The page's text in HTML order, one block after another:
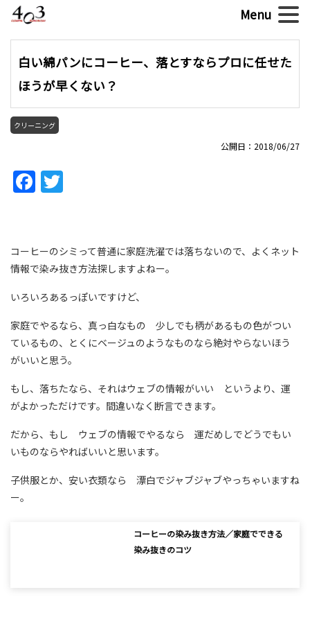
白い綿パンにコーヒー、落とすならプロに任せた
ほうが早くない？
クリーニング
公開日：2018/06/27
Facebook
コーヒーのシミって普通に家庭洗濯では落ちないので、よくネット
情報で染み抜き方法探しますよねー。
いろいろあるっぽいですけど、
家庭でやるなら、真っ白なもの 少しでも柄があるもの色がつい
ているもの、とくにベージュのようなものなら絶対やらないほう
がいいと思う。
もし、落ちたなら、それはウェブの情報がいい というより、運
がよかっただけです。間違いなく断言できます。
だから、もし ウェブの情報でやるなら 運だめしでどうでもい
いものならやればいいと思います。
子供服とか、安い衣類なら 漂白でジャブジャブやっちゃいますね
ー。
コーヒーの染み抜き方法／家庭でできる
染み抜きのコツ